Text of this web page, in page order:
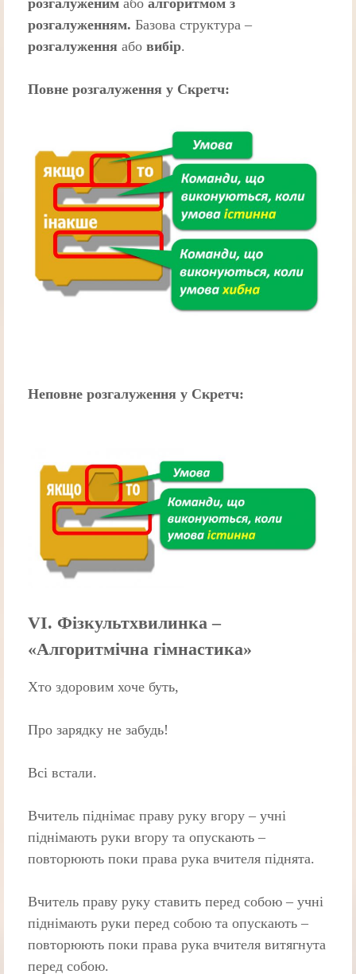
розгалуженням. Базова структура –
розгалуження або вибір.
Повне розгалуження у Скретч:
Неповне розгалуження у Скретч:
VI. Фізкультхвилинка –
«Алгоритмічна гімнастика»
Хто здоровим хоче буть,
Про зарядку не забудь!
Всі встали.
Вчитель піднімає праву руку вгору – учні
піднімають руки вгору та опускають –
повторюють поки права рука вчителя піднята.
Вчитель праву руку ставить перед собою – учні
піднімають руки перед собою та опускають –
повторюють поки права рука вчителя витягнута
перед собою.